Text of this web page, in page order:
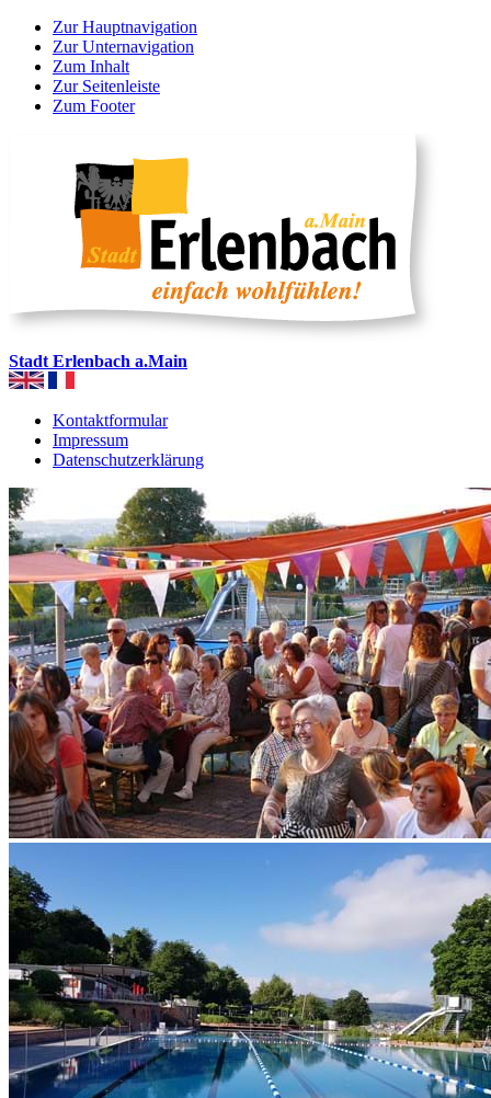
Zur Hauptnavigation
Zur Unternavigation
Zum Inhalt
Zur Seitenleiste
Zum Footer
Stadt Erlenbach a.Main
Kontaktformular
Impressum
Datenschutzerklärung